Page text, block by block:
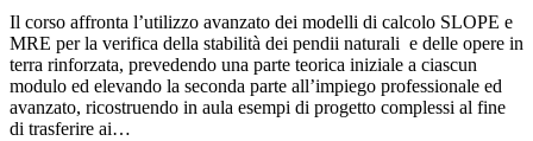
Il corso affronta l’utilizzo avanzato dei modelli di calcolo SLOPE e
MRE per la verifica della stabilità dei pendii naturali e delle opere in
terra rinforzata, prevedendo una parte teorica iniziale a ciascun
modulo ed elevando la seconda parte all’impiego professionale ed
avanzato, ricostruendo in aula esempi di progetto complessi al fine
di trasferire ai…